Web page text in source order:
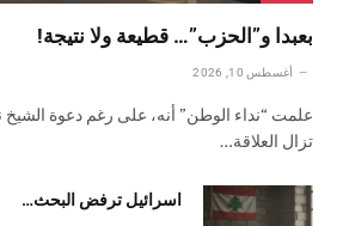
بعبدا و”الحزب”… قطيعة ولا نتيجة!
أغسطس 10, 2026
علمت “نداء الوطن” أنه، على رغم دعوة الشيخ
تزال العلاقة…
اسرائيل ترفض البحث…